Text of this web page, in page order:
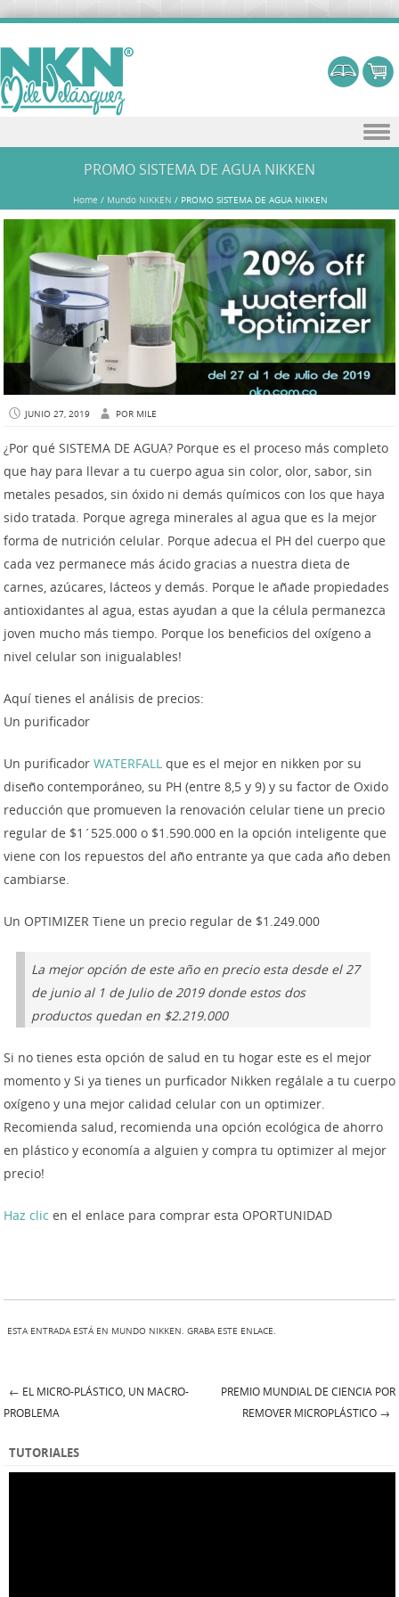
PROMO SISTEMA DE AGUA NIKKEN
Home / Mundo NIKKEN / PROMO SISTEMA DE AGUA NIKKEN
JUNIO 27, 2019 POR MILE
¿Por qué SISTEMA DE AGUA? Porque es el proceso más completo
que hay para llevar a tu cuerpo agua sin color, olor, sabor, sin
metales pesados, sin óxido ni demás químicos con los que haya
sido tratada. Porque agrega minerales al agua que es la mejor
forma de nutrición celular. Porque adecua el PH del cuerpo que
cada vez permanece más ácido gracias a nuestra dieta de
carnes, azúcares, lácteos y demás. Porque le añade propiedades
antioxidantes al agua, estas ayudan a que la célula permanezca
joven mucho más tiempo. Porque los beneficios del oxígeno a
nivel celular son inigualables!
Aquí tienes el análisis de precios:
Un purificador
Un purificador WATERFALL que es el mejor en nikken por su
diseño contemporáneo, su PH (entre 8,5 y 9) y su factor de Oxido
reducción que promueven la renovación celular tiene un precio
regular de $1´525.000 o $1.590.000 en la opción inteligente que
viene con los repuestos del año entrante ya que cada año deben
cambiarse.
Un OPTIMIZER Tiene un precio regular de $1.249.000
La mejor opción de este año en precio esta desde el 27
de junio al 1 de Julio de 2019 donde estos dos
productos quedan en $2.219.000
Si no tienes esta opción de salud en tu hogar este es el mejor
momento y Si ya tienes un purficador Nikken regálale a tu cuerpo
oxígeno y una mejor calidad celular con un optimizer.
Recomienda salud, recomienda una opción ecológica de ahorro
en plástico y economía a alguien y compra tu optimizer al mejor
precio!
Haz clic en el enlace para comprar esta OPORTUNIDAD
ESTA ENTRADA ESTÁ EN MUNDO NIKKEN. GRABA ESTE ENLACE.
Post navigation
← EL MICRO-PLÁSTICO, UN MACRO-
PROBLEMA
PREMIO MUNDIAL DE CIENCIA POR
REMOVER MICROPLÁSTICO →
TUTORIALES